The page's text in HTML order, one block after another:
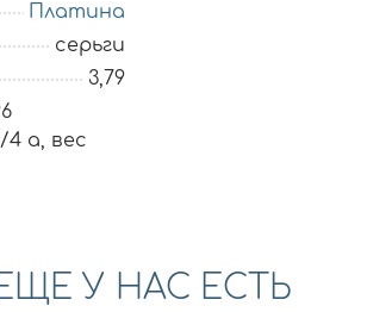
Платина
серьги
3,79
4 а, вес
У НАС ЕСТЬ